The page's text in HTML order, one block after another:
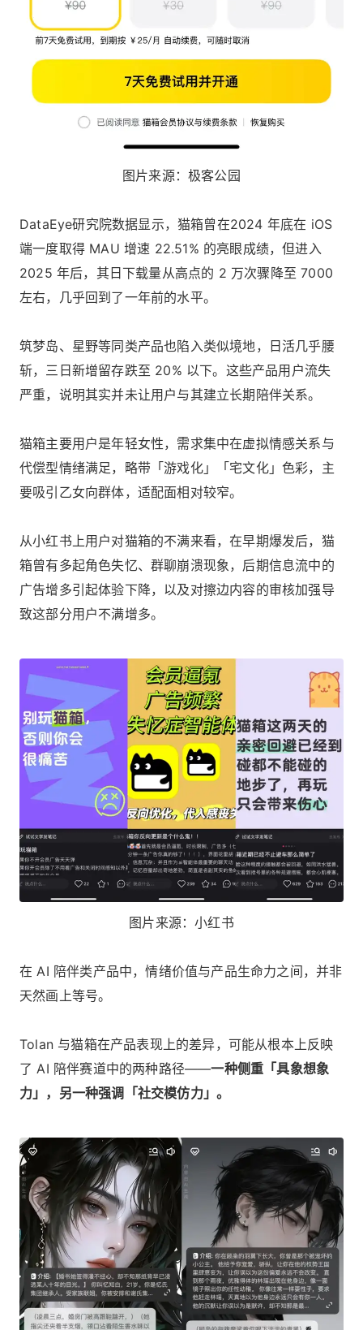
图片来源：极客公园
DataEye研究院数据显示，猫箱曾在2024 年底在 iOS
端一度取得 MAU 增速 22.51% 的亮眼成绩，但进入
2025 年后，其日下载量从高点的 2 万次骤降至 7000
左右，几乎回到了一年前的水平。
筑梦岛、星野等同类产品也陷入类似境地，日活几乎腰
斩，三日新增留存跌至 20% 以下。这些产品用户流失
严重，说明其实并未让用户与其建立长期陪伴关系。
猫箱主要用户是年轻女性，需求集中在虚拟情感关系与
代偿型情绪满足，略带「游戏化」「宅文化」色彩，主
要吸引乙女向群体，适配面相对较窄。
从小红书上用户对猫箱的不满来看，在早期爆发后，猫
箱曾有多起角色失忆、群聊崩溃现象，后期信息流中的
广告增多引起体验下降，以及对擦边内容的审核加强导
致这部分用户不满增多。
图片来源：小红书
在 AI 陪伴类产品中，情绪价值与产品生命力之间，并非
天然画上等号。
Tolan 与猫箱在产品表现上的差异，可能从根本上反映
了 AI 陪伴赛道中的两种路径——一种侧重「具象想象
力」，另一种强调「社交模仿力」。